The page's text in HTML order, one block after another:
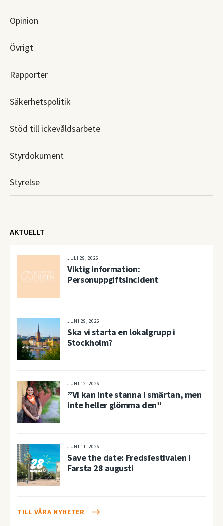
Opinion
Övrigt
Rapporter
Säkerhetspolitik
Stöd till ickevåldsarbete
Styrdokument
Styrelse
AKTUELLT
JULI 29, 2026
Viktig information:
Personuppgiftsincident
JUNI 29, 2026
Ska vi starta en lokalgrupp i
Stockholm?
JUNI 12, 2026
”Vi kan inte stanna i smärtan, men
inte heller glömma den”
JUNI 11, 2026
Save the date: Fredsfestivalen i
Farsta 28 augusti
TILL VÅRA NYHETER